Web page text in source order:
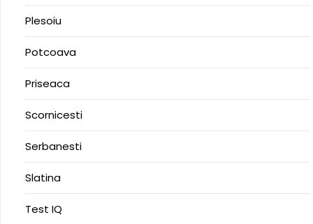
Plesoiu
Potcoava
Priseaca
Scornicesti
Serbanesti
Slatina
Test IQ